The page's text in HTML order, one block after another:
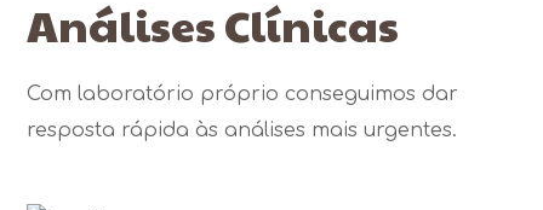
Análises Clínicas
Com laboratório próprio conseguimos dar
resposta rápida às análises mais urgentes.